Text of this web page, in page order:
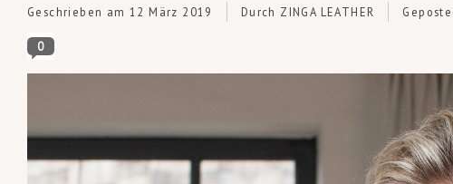
Geschrieben am12 März 2019 Durch ZINGA LEATHER
0